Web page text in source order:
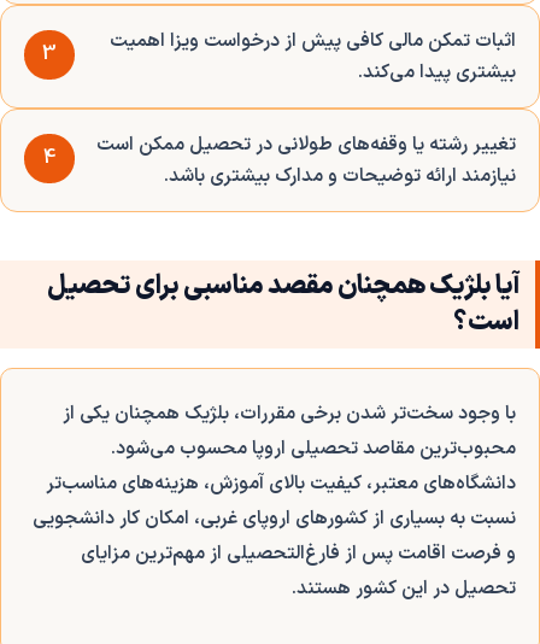
3
اثبات تمکن مالی کافی پیش از درخواست ویزا اهمیت
بیشتری پیدا می‌کند.
4
تغییر رشته یا وقفه‌های طولانی در تحصیل ممکن است
نیازمند ارائه توضیحات و مدارک بیشتری باشد.
آیا بلژیک همچنان مقصد مناسبی برای تحصیل
است؟
با وجود سخت‌تر شدن برخی مقررات، بلژیک همچنان یکی از
محبوب‌ترین مقاصد تحصیلی اروپا محسوب می‌شود.
دانشگاه‌های معتبر، کیفیت بالای آموزش، هزینه‌های مناسب‌تر
نسبت به بسیاری از کشورهای اروپای غربی، امکان کار دانشجویی
و فرصت اقامت پس از فارغ‌التحصیلی از مهم‌ترین مزایای
تحصیل در این کشور هستند.